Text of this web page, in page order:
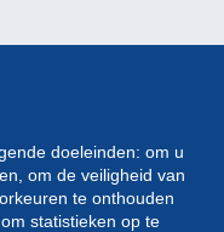
doeleinden: om u
om de veiligheid van
te onthouden
statistieken op te